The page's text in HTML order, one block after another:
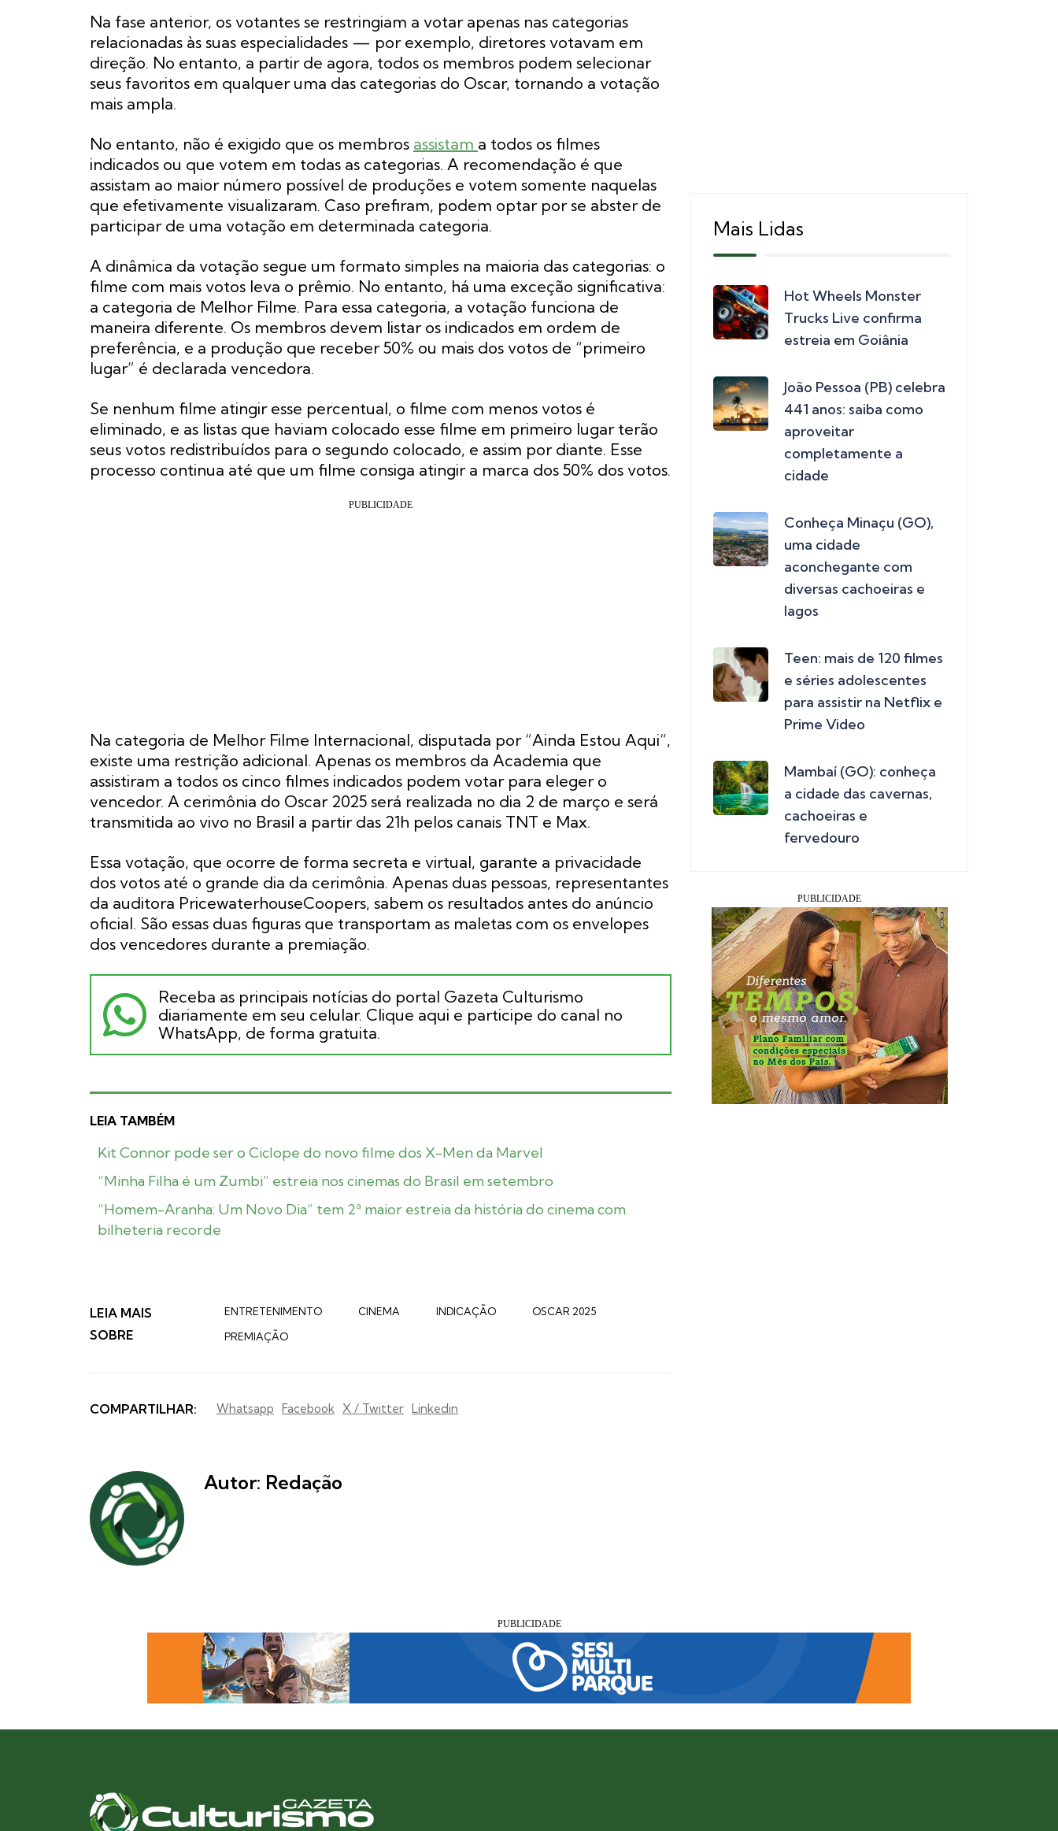
Na fase anterior, os votantes se restringiam a votar apenas nas categorias
relacionadas às suas especialidades — por exemplo, diretores votavam em
direção. No entanto, a partir de agora, todos os membros podem selecionar
seus favoritos em qualquer uma das categorias do Oscar, tornando a votação
mais ampla.
No entanto, não é exigido que os membros assistam a todos os filmes
indicados ou que votem em todas as categorias. A recomendação é que
assistam ao maior número possível de produções e votem somente naquelas
que efetivamente visualizaram. Caso prefiram, podem optar por se abster de
participar de uma votação em determinada categoria.
A dinâmica da votação segue um formato simples na maioria das categorias: o
filme com mais votos leva o prêmio. No entanto, há uma exceção significativa:
a categoria de Melhor Filme. Para essa categoria, a votação funciona de
maneira diferente. Os membros devem listar os indicados em ordem de
preferência, e a produção que receber 50% ou mais dos votos de “primeiro
lugar” é declarada vencedora.
Se nenhum filme atingir esse percentual, o filme com menos votos é
eliminado, e as listas que haviam colocado esse filme em primeiro lugar terão
seus votos redistribuídos para o segundo colocado, e assim por diante. Esse
processo continua até que um filme consiga atingir a marca dos 50% dos votos.
Na categoria de Melhor Filme Internacional, disputada por “Ainda Estou Aqui“,
existe uma restrição adicional. Apenas os membros da Academia que
assistiram a todos os cinco filmes indicados podem votar para eleger o
vencedor. A cerimônia do Oscar 2025 será realizada no dia 2 de março e será
transmitida ao vivo no Brasil a partir das 21h pelos canais TNT e Max.
Essa votação, que ocorre de forma secreta e virtual, garante a privacidade
dos votos até o grande dia da cerimônia. Apenas duas pessoas, representantes
da auditora PricewaterhouseCoopers, sabem os resultados antes do anúncio
oficial. São essas duas figuras que transportam as maletas com os envelopes
dos vencedores durante a premiação.
Receba as principais notícias do portal Gazeta Culturismo
diariamente em seu celular. Clique aqui e participe do canal no
WhatsApp, de forma gratuita.
LEIA TAMBÉM
Kit Connor pode ser o Ciclope do novo filme dos X-Men da Marvel
“Minha Filha é um Zumbi” estreia nos cinemas do Brasil em setembro
“Homem-Aranha: Um Novo Dia” tem 2ª maior estreia da história do cinema com
bilheteria recorde
LEIA MAIS
SOBRE
ENTRETENIMENTO CINEMA INDICAÇÃO
OSCAR 2025
PREMIAÇÃO
COMPARTILHAR: Whatsapp Facebook X / Twitter Linkedin
Autor: Redação
Mais Lidas
Hot Wheels Monster
Trucks Live confirma
estreia em Goiânia
João Pessoa (PB) celebra
441 anos: saiba como
aproveitar
completamente a
cidade
Conheça Minaçu (GO),
uma cidade
aconchegante com
diversas cachoeiras e
lagos
Teen: mais de 120 filmes
e séries adolescentes
para assistir na Netflix e
Prime Video
Mambaí (GO): conheça
a cidade das cavernas,
cachoeiras e
fervedouro